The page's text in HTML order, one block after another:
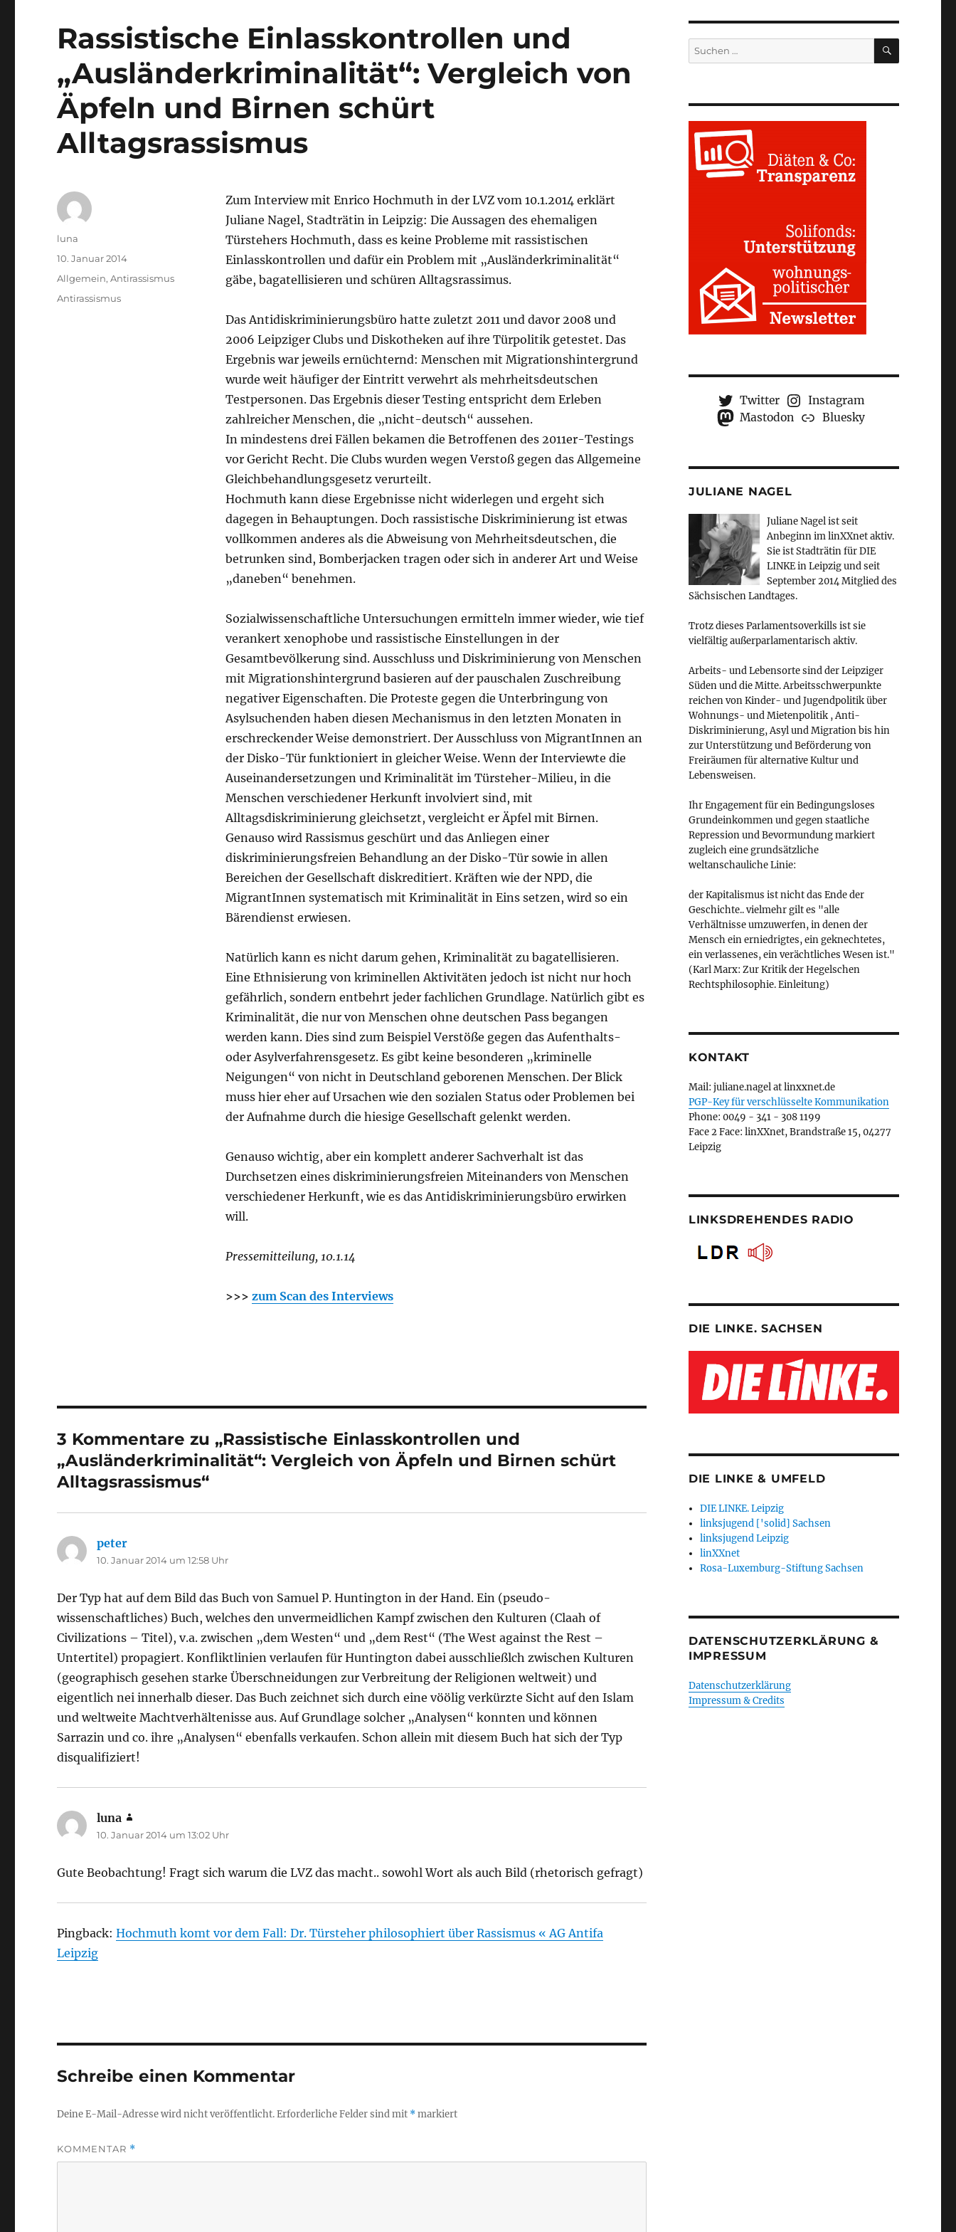
Rassistische Einlasskontrollen und
„Ausländerkriminalität“: Vergleich von
Äpfeln und Birnen schürt
Alltagsrassismus
Zum Interview mit Enrico Hochmuth in der LVZ vom 10.1.2014 erklärt
Juliane Nagel, Stadträtin in Leipzig: Die Aussagen des ehemaligen
Türstehers Hochmuth, dass es keine Probleme mit rassistischen
Einlasskontrollen und dafür ein Problem mit „Ausländerkriminalität“
gäbe, bagatellisieren und schüren Alltagsrassimus.
Das Antidiskriminierungsbüro hatte zuletzt 2011 und davor 2008 und
2006 Leipziger Clubs und Diskotheken auf ihre Türpolitik getestet. Das
Ergebnis war jeweils ernüchternd: Menschen mit Migrationshintergrund
wurde weit häufiger der Eintritt verwehrt als mehrheitsdeutschen
Testpersonen. Das Ergebnis dieser Testing entspricht dem Erleben
zahlreicher Menschen, die „nicht-deutsch“ aussehen.
In mindestens drei Fällen bekamen die Betroffenen des 2011er-Testings
vor Gericht Recht. Die Clubs wurden wegen Verstoß gegen das Allgemeine
Gleichbehandlungsgesetz verurteilt.
Hochmuth kann diese Ergebnisse nicht widerlegen und ergeht sich
dagegen in Behauptungen. Doch rassistische Diskriminierung ist etwas
vollkommen anderes als die Abweisung von Mehrheitsdeutschen, die
betrunken sind, Bomberjacken tragen oder sich in anderer Art und Weise
„daneben“ benehmen.
Sozialwissenschaftliche Untersuchungen ermitteln immer wieder, wie tief
verankert xenophobe und rassistische Einstellungen in der
Gesamtbevölkerung sind. Ausschluss und Diskriminierung von Menschen
mit Migrationshintergrund basieren auf der pauschalen Zuschreibung
negativer Eigenschaften. Die Proteste gegen die Unterbringung von
Asylsuchenden haben diesen Mechanismus in den letzten Monaten in
erschreckender Weise demonstriert. Der Ausschluss von MigrantInnen an
der Disko-Tür funktioniert in gleicher Weise. Wenn der Interviewte die
Auseinandersetzungen und Kriminalität im Türsteher-Milieu, in die
Menschen verschiedener Herkunft involviert sind, mit
Alltagsdiskriminierung gleichsetzt, vergleicht er Äpfel mit Birnen.
Genauso wird Rassismus geschürt und das Anliegen einer
diskriminierungsfreien Behandlung an der Disko-Tür sowie in allen
Bereichen der Gesellschaft diskreditiert. Kräften wie der NPD, die
MigrantInnen systematisch mit Kriminalität in Eins setzen, wird so ein
Bärendienst erwiesen.
Natürlich kann es nicht darum gehen, Kriminalität zu bagatellisieren.
Eine Ethnisierung von kriminellen Aktivitäten jedoch ist nicht nur hoch
gefährlich, sondern entbehrt jeder fachlichen Grundlage. Natürlich gibt es
Kriminalität, die nur von Menschen ohne deutschen Pass begangen
werden kann. Dies sind zum Beispiel Verstöße gegen das Aufenthalts-
oder Asylverfahrensgesetz. Es gibt keine besonderen „kriminelle
Neigungen“ von nicht in Deutschland geborenen Menschen. Der Blick
muss hier eher auf Ursachen wie den sozialen Status oder Problemen bei
der Aufnahme durch die hiesige Gesellschaft gelenkt werden.
Genauso wichtig, aber ein komplett anderer Sachverhalt ist das
Durchsetzen eines diskriminierungsfreien Miteinanders von Menschen
verschiedener Herkunft, wie es das Antidiskriminierungsbüro erwirken
will.
Pressemitteilung, 10.1.14
>>> zum Scan des Interviews
Autor
luna
Veröffentlicht
am
10. Januar 2014
Kategorien
Allgemein,Antirassismus
Schlagwörter
Antirassismus
3 Kommentare zu „Rassistische Einlasskontrollen und
„Ausländerkriminalität“: Vergleich von Äpfeln und Birnen schürt
Alltagsrassismus“
peter
10. Januar 2014 um 12:58 Uhr
Der Typ hat auf dem Bild das Buch von Samuel P. Huntington in der Hand. Ein (pseudo-
wissenschaftliches) Buch, welches den unvermeidlichen Kampf zwischen den Kulturen (Claah of
Civilizations – Titel), v.a. zwischen „dem Westen“ und „dem Rest“ (The West against the Rest –
Untertitel) propagiert. Konfliktlinien verlaufen für Huntington dabei ausschließlch zwischen Kulturen
(geographisch gesehen starke Überschneidungen zur Verbreitung der Religionen weltweit) und
eigentlich nei innerhalb dieser. Das Buch zeichnet sich durch eine vöölig verkürzte Sicht auf den Islam
und weltweite Machtverhältenisse aus. Auf Grundlage solcher „Analysen“ konnten und können
Sarrazin und co. ihre „Analysen“ ebenfalls verkaufen. Schon allein mit diesem Buch hat sich der Typ
disqualifiziert!
luna
10. Januar 2014 um 13:02 Uhr
Gute Beobachtung! Fragt sich warum die LVZ das macht.. sowohl Wort als auch Bild (rhetorisch gefragt)
Pingback:Hochmuth komt vor dem Fall: Dr. Türsteher philosophiert über Rassismus « AG Antifa
Leipzig
Schreibe einen Kommentar
Deine E-Mail-Adresse wird nicht veröffentlicht.Erforderliche Felder sind mit *markiert
KOMMENTAR *
Suchen
nach:
SUCHEN
Twitter
Instagram
Mastodon
Bluesky
JULIANE NAGEL
Juliane Nagel ist seit
Anbeginnim linXXnet aktiv.
Sie ist Stadträtin für DIE
LINKE in Leipzig und seit
September 2014 Mitglied des
Sächsischen Landtages.
Trotz dieses Parlamentsoverkills ist sie
vielfältig außerparlamentarisch aktiv.
Arbeits- und Lebensorte sind der Leipziger
Süden und die Mitte. Arbeitsschwerpunkte
reichen von Kinder- und Jugendpolitik über
Wohnungs- und Mietenpolitik , Anti-
Diskriminierung, Asyl und Migration bis hin
zur Unterstützung und Beförderung von
Freiräumen für alternative Kultur und
Lebensweisen.
Ihr Engagement für ein Bedingungsloses
Grundeinkommen und gegen staatliche
Repression und Bevormundung markiert
zugleich eine grundsätzliche
weltanschauliche Linie:
der Kapitalismus ist nicht das Ende der
Geschichte.. vielmehr gilt es "alle
Verhältnisse umzuwerfen, in denen der
Mensch ein erniedrigtes, ein geknechtetes,
ein verlassenes, ein verächtliches Wesen ist."
(Karl Marx: Zur Kritik der Hegelschen
Rechtsphilosophie. Einleitung)
KONTAKT
Mail: juliane.nagel at linxxnet.de
PGP-Key für verschlüsselte Kommunikation
Phone: 0049 - 341 - 308 1199
Face 2 Face: linXXnet, Brandstraße 15, 04277
Leipzig
LINKSDREHENDES RADIO
DIE LINKE. SACHSEN
DIE LINKE & UMFELD
DIE LINKE. Leipzig
linksjugend ['solid] Sachsen
linksjugend Leipzig
linXXnet
Rosa-Luxemburg-Stiftung Sachsen
DATENSCHUTZERKLÄRUNG &
IMPRESSUM
Datenschutzerklärung
Impressum & Credits